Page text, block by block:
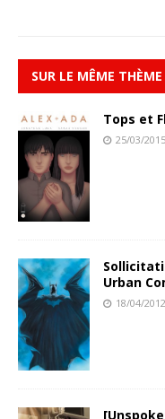
SUR LE MÊME THÈME
Tops et
25/03/2015
Urban
18/04/2012